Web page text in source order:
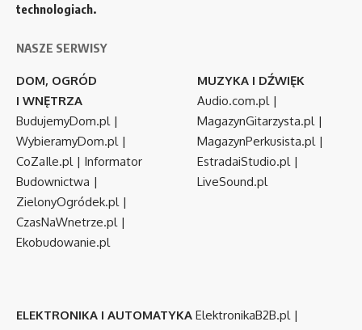
technologiach.
NASZE SERWISY
DOM, OGRÓD
I WNĘTRZA
BudujemyDom.pl |
WybieramyDom.pl |
CoZaIle.pl | Informator
Budownictwa |
ZielonyOgródek.pl |
CzasNaWnetrze.pl |
Ekobudowanie.pl
MUZYKA I DŹWIĘK
Audio.com.pl |
MagazynGitarzysta.pl |
MagazynPerkusista.pl |
EstradaiStudio.pl |
LiveSound.pl
ELEKTRONIKA I AUTOMATYKA ElektronikaB2B.pl |